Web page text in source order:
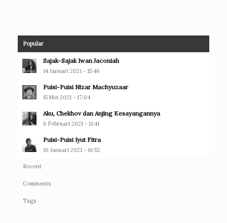
Popular
Sajak-Sajak Iwan Jaconiah
14 Januari 2021 - 15:46
Puisi-Puisi Nizar Machyuzaar
15 Mei 2021 - 17:04
Aku, Chekhov dan Anjing Kesayangannya
6 Februari 2021 - 11:41
Puisi-Puisi Iyut Fitra
10 Januari 2021 - 16:52
Recent
Comments
Tags